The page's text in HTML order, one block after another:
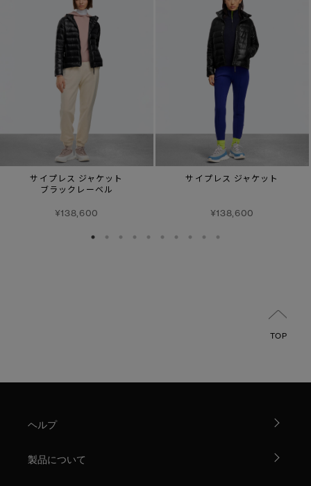
サイプレス ジャケット
ブラックレーベル
¥138,600
サイプレス ジャケット
¥138,600
TOP
ヘルプ
製品について